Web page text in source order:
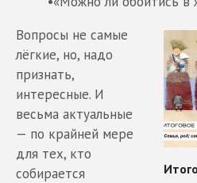
Вопросы не самые
лёгкие, но, надо
признать,
интересные. И
весьма актуальные
— по крайней мере
для тех, кто
собирается